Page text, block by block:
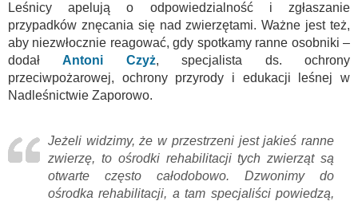
Leśnicy apelują o odpowiedzialność i zgłaszanie
przypadków znęcania się nad zwierzętami. Ważne jest też,
aby niezwłocznie reagować, gdy spotkamy ranne osobniki –
dodałAntoni Czyż, specjalista ds. ochrony
przeciwpożarowej, ochrony przyrody i edukacji leśnej w
Nadleśnictwie Zaporowo.
Jeżeli widzimy, że w przestrzeni jest jakieś ranne
zwierzę, to ośrodki rehabilitacji tych zwierząt są
otwarte często całodobowo. Dzwonimy do
ośrodka rehabilitacji, a tam specjaliści powiedzą,